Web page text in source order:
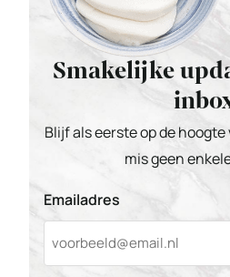
Smakelijke
Blijf als eerste op de
mis geen
Emailadres